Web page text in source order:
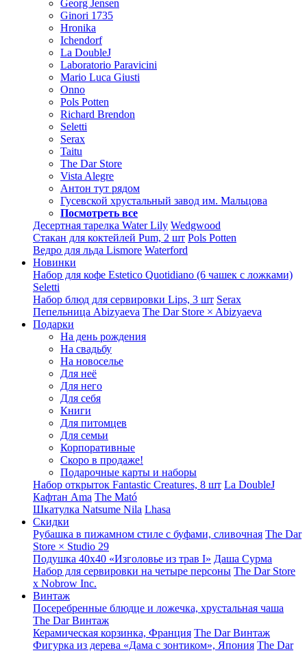
Georg Jensen
Ginori 1735
Hronika
Ichendorf
La DoubleJ
Laboratorio Paravicini
Mario Luca Giusti
Onno
Pols Potten
Richard Brendon
Seletti
Serax
Taitu
The Dar Store
Vista Alegre
Антон тут рядом
Гусевской хрустальный завод им. Мальцова
Посмотреть все
Десертная тарелка Water Lily Wedgwood
Стакан для коктейлей Pum, 2 шт Pols Potten
Ведро для льда Lismore Waterford
Новинки
Набор для кофе Estetico Quotidiano (6 чашек с ложками)
Seletti
Набор блюд для сервировки Lips, 3 шт Serax
Пепельница Abizyaeva The Dar Store × Abizyaeva
Подарки
На день рождения
На свадьбу
На новоселье
Для неё
Для него
Для себя
Книги
Для питомцев
Для семьи
Корпоративные
Скоро в продаже!
Подарочные карты и наборы
Набор открыток Fantastic Creatures, 8 шт La DoubleJ
Кафтан Ama The Mató
Шкатулка Natsume Nila Lhasa
Скидки
Рубашка в пижамном стиле с буфами, сливочная The Dar
Store × Studio 29
Подушка 40x40 «Изголовье из трав I» Даша Сурма
Набор для сервировки на четыре персоны The Dar Store
х Nobrow Inc.
Винтаж
Посеребренные блюдце и ложечка, хрустальная чаша
The Dar Винтаж
Керамическая корзинка, Франция The Dar Винтаж
Фигурка из дерева «Дама с зонтиком», Япония The Dar